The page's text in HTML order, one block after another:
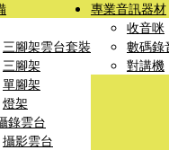
三腳架雲台套裝
三腳架
單腳架
燈架
錄雲台
攝影雲台
專業音訊器材
收音咪
數碼錄
對講機